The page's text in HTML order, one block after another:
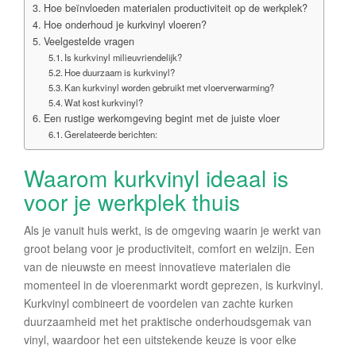
Hoe beïnvloeden materialen productiviteit op de werkplek?
Hoe onderhoud je kurkvinyl vloeren?
Veelgestelde vragen
Is kurkvinyl milieuvriendelijk?
Hoe duurzaam is kurkvinyl?
Kan kurkvinyl worden gebruikt met vloerverwarming?
Wat kost kurkvinyl?
Een rustige werkomgeving begint met de juiste vloer
Gerelateerde berichten:
Waarom kurkvinyl ideaal is
voor je werkplek thuis
Als je vanuit huis werkt, is de omgeving waarin je werkt van
groot belang voor je productiviteit, comfort en welzijn. Een
van de nieuwste en meest innovatieve materialen die
momenteel in de vloerenmarkt wordt geprezen, is kurkvinyl.
Kurkvinyl combineert de voordelen van zachte kurken
duurzaamheid met het praktische onderhoudsgemak van
vinyl, waardoor het een uitstekende keuze is voor elke